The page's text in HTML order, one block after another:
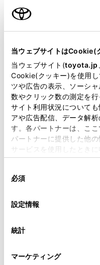
当ウェブサイトはCookie(
当ウェブサイト(toyota.jp
Cookie(クッキー)を使用
ツや広告の表示、ソーシ
数やクリック数の測定を
サイト利用状況について
アや広告配信、データ解
す。各パートナーは、こ
パートナーに提供した他
サービスを使用したとき
使用することがあります
デバイスにすべての
意したことになります。
設定の変更、同意を撤回
「Cookie（クッキー）情
必須
設定情報
統計
マーケティング
UA-ANH15W
4845 1830
ホイールベース ※1
2900mm
トレッド前／後
1560/1540mm
室内長× 室内幅×室内高
3085 × 1585×1390mm
車両重量